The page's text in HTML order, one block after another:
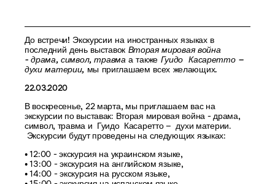
До встречи! Экскурсии на иностранных языках в
последний день выставок Вторая мировая война
- драма, символ, травмаа также Гуидо Касаретто –
духи материи, мы приглашаем всех желающих.
22.03.2020
В воскресенье, 22 марта, мы приглашаем вас на
экскурсии по выставак: Вторая мировая война - драма,
символ, травма и Гуидо Касаретто – духи материи.
Экскурсии будут проведены на следующих языках:
• 12:00 - экскурсия на украинском языке,
• 13:00 - экскурсия на английском языке,
• 14:00 - экскурсия на русском языке,